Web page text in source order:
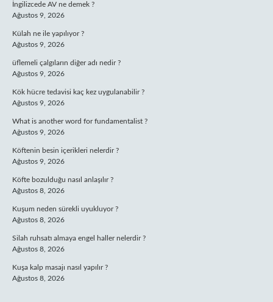
İngilizcede AV ne demek ?
Ağustos 9, 2026
Külah ne ile yapılıyor ?
Ağustos 9, 2026
üflemeli çalgıların diğer adı nedir ?
Ağustos 9, 2026
Kök hücre tedavisi kaç kez uygulanabilir ?
Ağustos 9, 2026
What is another word for fundamentalist ?
Ağustos 9, 2026
Köftenin besin içerikleri nelerdir ?
Ağustos 9, 2026
Köfte bozulduğu nasıl anlaşılır ?
Ağustos 8, 2026
Kuşum neden sürekli uyukluyor ?
Ağustos 8, 2026
Silah ruhsatı almaya engel haller nelerdir ?
Ağustos 8, 2026
Kuşa kalp masajı nasıl yapılır ?
Ağustos 8, 2026